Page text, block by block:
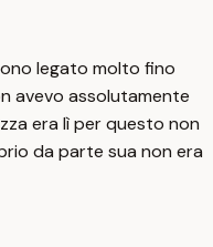
legato molto fino
avevo assolutamente
era lì per questo non
da parte sua non era